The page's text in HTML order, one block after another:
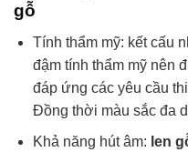
gỗ
Tính thẩm mỹ: kết cấu
đậm tính thẩm mỹ nên
đáp ứng các yêu cầu
Đồng thời màu sắc đa
Khả năng hút âm: len